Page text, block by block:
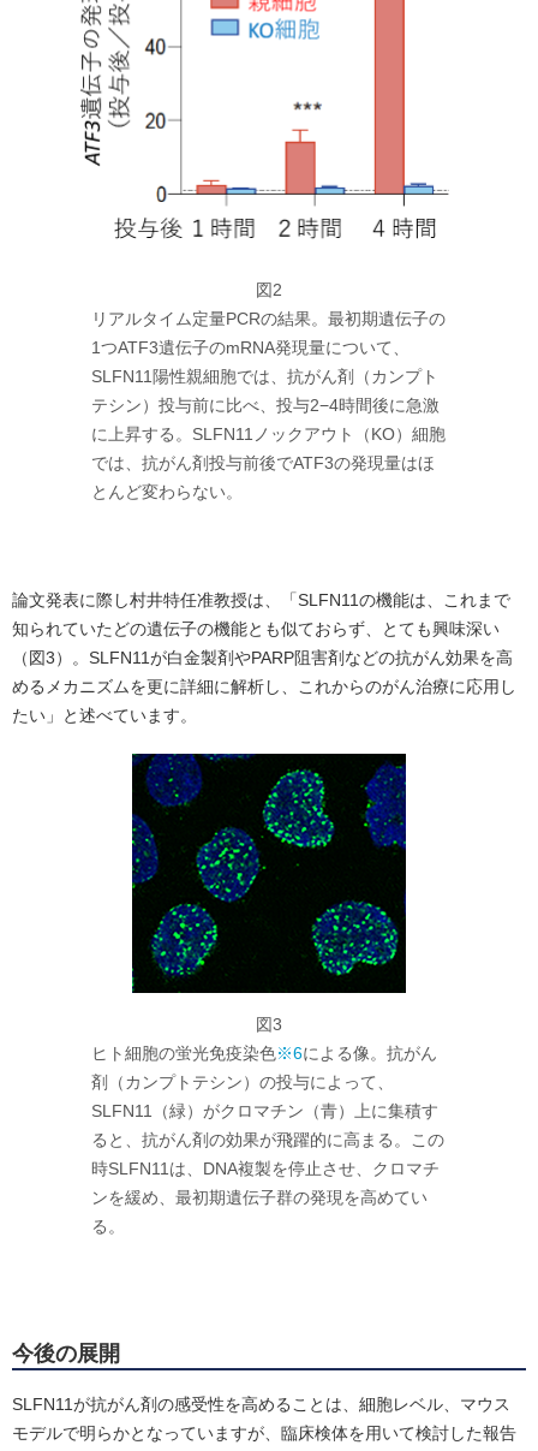
図2
リアルタイム定量PCRの結果。最初期遺伝子の
1つATF3遺伝子のmRNA発現量について、
SLFN11陽性親細胞では、抗がん剤（カンプト
テシン）投与前に比べ、投与2−4時間後に急激
に上昇する。SLFN11ノックアウト（KO）細胞
では、抗がん剤投与前後でATF3の発現量はほ
とんど変わらない。
論文発表に際し村井特任准教授は、「SLFN11の機能は、これまで
知られていたどの遺伝子の機能とも似ておらず、とても興味深い
（図3）。SLFN11が白金製剤やPARP阻害剤などの抗がん効果を高
めるメカニズムを更に詳細に解析し、これからのがん治療に応用し
たい」と述べています。
図3
ヒト細胞の蛍光免疫染色※6による像。抗がん
剤（カンプトテシン）の投与によって、
SLFN11（緑）がクロマチン（青）上に集積す
ると、抗がん剤の効果が飛躍的に高まる。この
時SLFN11は、DNA複製を停止させ、クロマチ
ンを緩め、最初期遺伝子群の発現を高めてい
る。
今後の展開
SLFN11が抗がん剤の感受性を高めることは、細胞レベル、マウス
モデルで明らかとなっていますが、臨床検体を用いて検討した報告